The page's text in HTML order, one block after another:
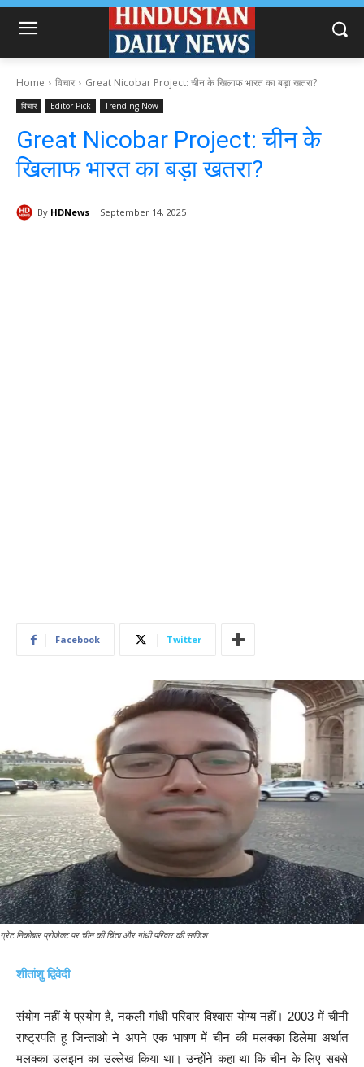
Home विचार Great Nicobar Project: चीन के खिलाफ भारत का बड़ा खतरा?
विचार Editor Pick Trending Now
Great Nicobar Project: चीन के
खिलाफ भारत का बड़ा खतरा?
By HDNews September 14, 2025
Facebook Twitter
ग्रेट निकोबार प्रोजेक्ट पर चीन की चिंता और गांधी परिवार की साजिश
शीतांशु द्विवेदी
संयोग नहीं ये प्रयोग है, नकली गांधी परिवार विश्वास योग्य नहीं। 2003 में चीनी
राष्ट्रपति हू जिन्ताओ ने अपने एक भाषण में चीन की मलक्का डिलेमा अर्थात
मलक्का उलझन का उल्लेख किया था। उन्होंने कहा था कि चीन के लिए सबसे